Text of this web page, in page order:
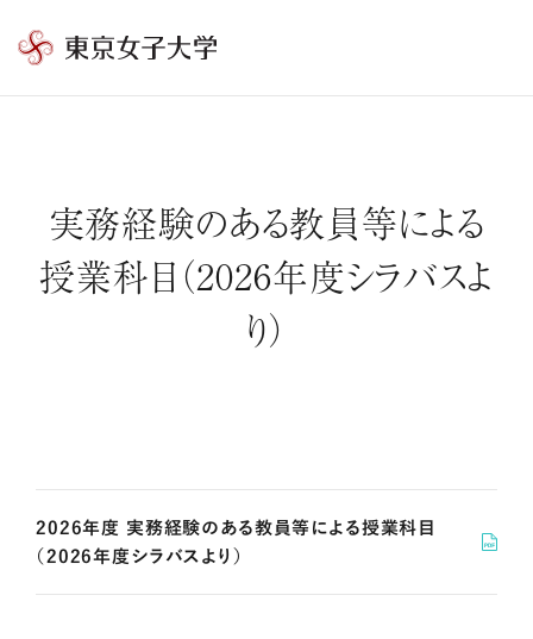
東
学
実務経験のある教員等による
授業科目（2026年度シラバスよ
り）
2026年度 実務経験のある教員等による授業科目
（2026年度シラバスより）